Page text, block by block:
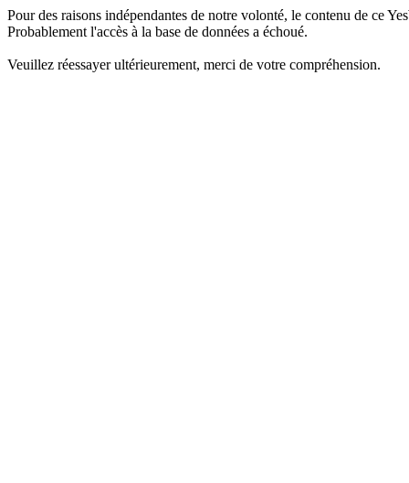
Pour des raisons indépendantes de notre volonté, le contenu de ce
Probablement l'accès à la base de données a échoué.
Veuillez réessayer ultérieurement, merci de votre compréhension.